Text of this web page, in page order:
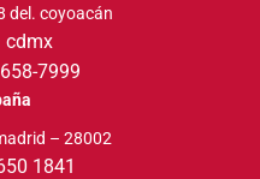
del. coyoacán
cdmx
7999
– 28002
1841